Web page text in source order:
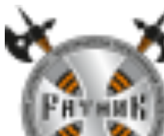
Перейти
содержанию